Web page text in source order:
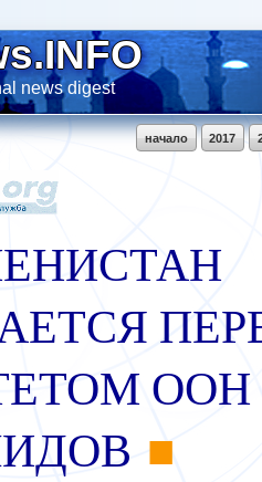
news digest
2017
начало
ООН